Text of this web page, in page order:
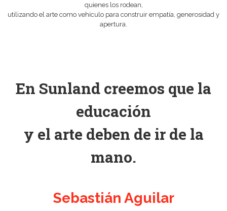
quienes los rodean,
utilizando el arte como vehículo para construir empatía, generosidad y
apertura.
En Sunland creemos que la
educación
y el arte deben de ir de la
mano.
Sebastián Aguilar